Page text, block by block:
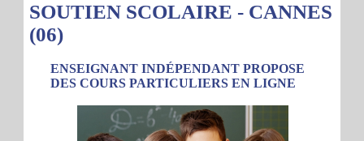
SOUTIEN SCOLAIRE - CANNES
(06)
ENSEIGNANT INDÉPENDANT PROPOSE
DES COURS PARTICULIERS EN LIGNE